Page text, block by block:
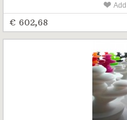
assolutamente originale, ben si
€ 602,68